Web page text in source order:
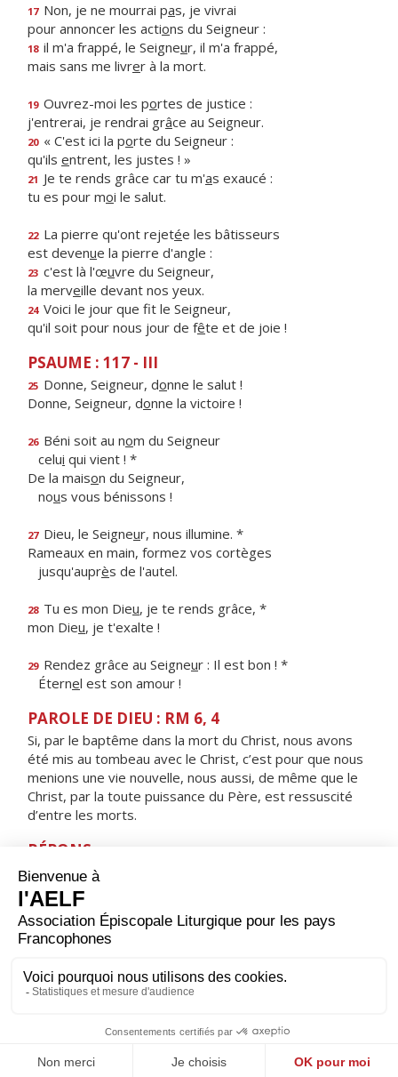
17 Non, je ne mourrai pas, je vivrai
pour annoncer les actions du Seigneur :
18 il m'a frappé, le Seigneur, il m'a frappé,
mais sans me livrer à la mort.
19 Ouvrez-moi les portes de justice :
j'entrerai, je rendrai grâce au Seigneur.
20 « C'est ici la porte du Seigneur :
qu'ils entrent, les justes ! »
21 Je te rends grâce car tu m'as exaucé :
tu es pour moi le salut.
22 La pierre qu'ont rejetée les bâtisseurs
est devenue la pierre d'angle :
23 c'est là l'œuvre du Seigneur,
la merveille devant nos yeux.
24 Voici le jour que ft le Seigneur,
qu'il soit pour nous jour de fête et de joie !
PSAUME : 117 - III
25 Donne, Seigneur, donne le salut !
Donne, Seigneur, donne la victoire !
26 Béni soit au nom du Seigneur
celui qui vient ! *
De la maison du Seigneur,
nous vous bénissons !
27 Dieu, le Seigneur, nous illumine. *
Rameaux en main, formez vos cortèges
jusqu'auprès de l'autel.
28 Tu es mon Dieu, je te rends grâce, *
mon Dieu, je t'exalte !
29 Rendez grâce au Seigneur : Il est bon ! *
Éternel est son amour !
PAROLE DE DIEU : RM 6, 4
Si, par le baptême dans la mort du Christ, nous avons
été mis au tombeau avec le Christ, c’est pour que nous
menions une vie nouvelle, nous aussi, de même que le
Christ, par la toute puissance du Père, est ressuscité
d’entre les morts.
RÉPONS
V/ Reste avec nous, Seigneur, alléluia,
le soir approche, alléluia.
ORAISON
Entends notre prière, Seigneur : nous croyons que le
fais-nous croire aussi qu’il est encore avec nous jusqu’à